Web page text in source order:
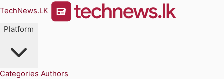
TechNews.LK
Platform
Categories Authors